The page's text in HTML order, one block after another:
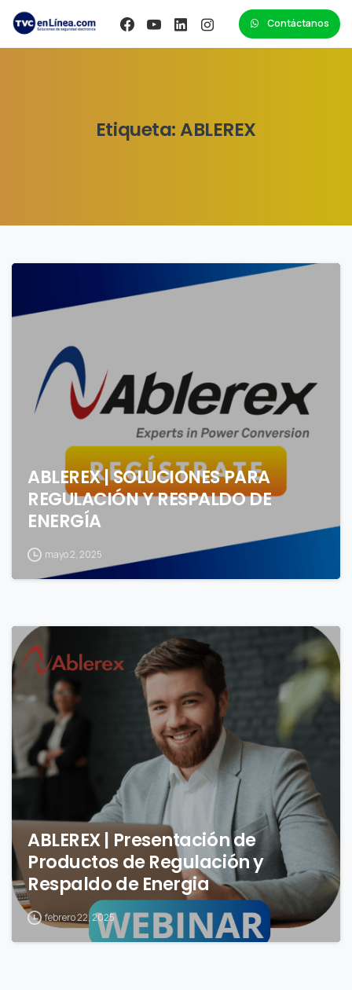
Contáctanos
Etiqueta:ABLEREX
ABLEREX | SOLUCIONES PARA
REGULACIÓN Y RESPALDO DE
ENERGÍA
mayo 2, 2025
ABLEREX | Presentación de
Productos de Regulación y
Respaldo de Energia
febrero 22, 2025